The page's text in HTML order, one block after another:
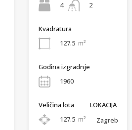
4
2
Kvadratura
127.5 m²
Godina izgradnje
1960
Veličina lota
127.5 m²
LOKACIJA
Zagreb